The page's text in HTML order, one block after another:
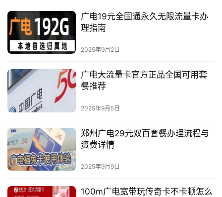
广电19元全国通永久无限流量卡办
理指南
2025年9月2日
广电大流量卡官方正品全国可用套
餐推荐
2025年9月5日
郑州广电29元双百套餐办理流程与
资费详情
2025年9月9日
100m广电宽带玩传奇卡不卡顿怎么